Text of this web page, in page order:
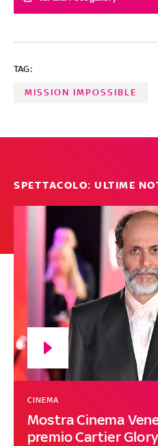
TAG:
MISSION IMPOSSIBLE
SPETTACOLO: ULTIME
Mostra Cinema
premio Cartier
CINEMA